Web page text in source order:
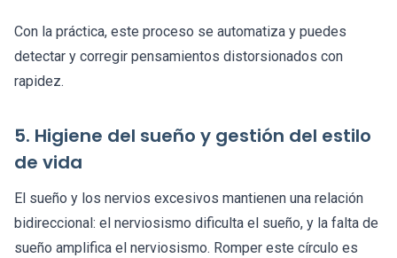
Con la práctica, este proceso se automatiza y puedes
detectar y corregir pensamientos distorsionados con
rapidez.
5. Higiene del sueño y gestión del estilo
de vida
El sueño y los nervios excesivos mantienen una relación
bidireccional: el nerviosismo dificulta el sueño, y la falta de
sueño amplifica el nerviosismo. Romper este círculo es